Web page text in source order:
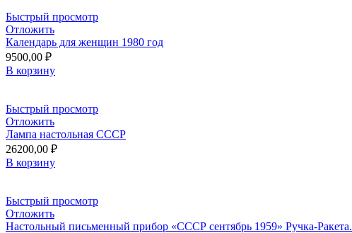
Быстрый просмотр
Отложить
Календарь для женщин 1980 год
9500,00 ₽
В корзину
Быстрый просмотр
Отложить
Лампа настольная СССР
26200,00 ₽
В корзину
Быстрый просмотр
Отложить
Настольный письменный прибор «СССР сентябрь 1959» Ручка-Ракета.